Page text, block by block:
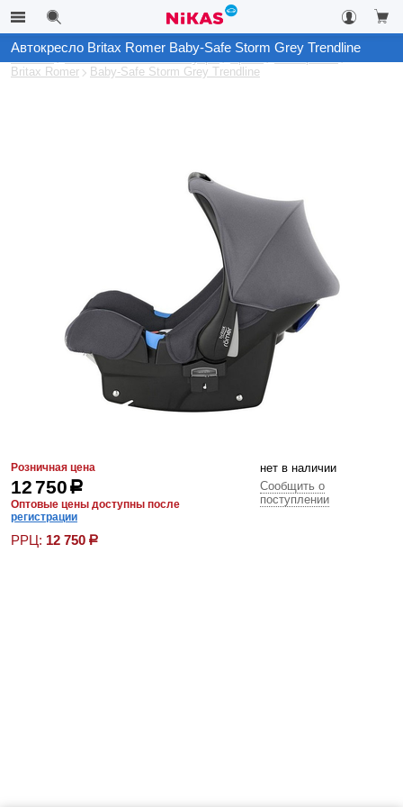
Каталог Автомобильные аксессуары
Автокресла
Britax Romer
Baby-Safe Storm Grey Trendline
Автокресло Britax Romer Baby-Safe Storm Grey Trendline
Розничная цена
12 750р
Оптовые цены доступны после
регистрации
РРЦ: 12 750 р
нет в наличии
Сообщить о
поступлении